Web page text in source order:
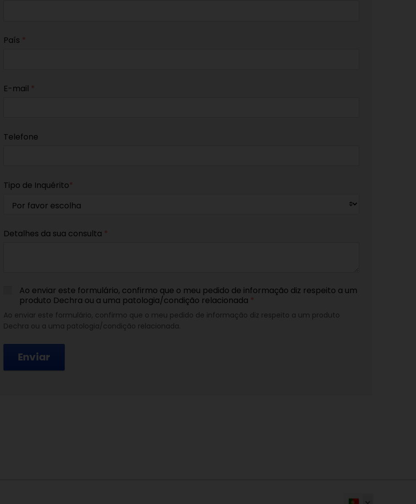
País *
E-mail *
Telefone
Tipo de Inquérito*
Detalhes da sua consulta *
Ao enviar este formulário, confirmo que o meu pedido de informação diz respeito a um
produto Dechra ou a uma patologia/condição relacionada *
Ao enviar este formulário, confirmo que o meu pedido de informação diz respeito a um produto
Dechra ou a uma patologia/condição relacionada.
Enviar